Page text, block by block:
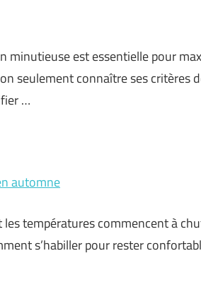
minutieuse est essentielle pour
seulement connaître ses critères
…
automne
températures commencent à
s’habiller pour rester